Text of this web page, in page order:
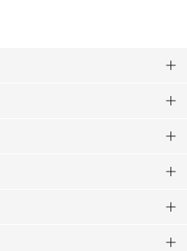
袋の中で染めるので汚れにく
約30分で完成する、親子で